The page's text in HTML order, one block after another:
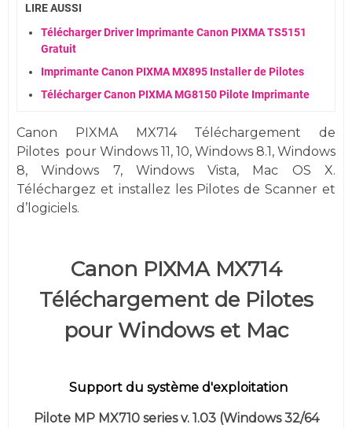
LIRE AUSSI
Télécharger Driver Imprimante Canon PIXMA TS5151
Gratuit
Imprimante Canon PIXMA MX895 Installer de Pilotes
Télécharger Canon PIXMA MG8150 Pilote Imprimante
Canon PIXMA MX714 Téléchargement de
Pilotes pour Windows 11, 10, Windows 8.1, Windows
8, Windows 7, WindowsVista, Mac OS X.
Téléchargez et installez les Pilotes de Scanner et
d’logiciels.
Canon PIXMA MX714
Téléchargement de Pilotes
pour Windows et Mac
Support du système d'exploitation
Pilote MP MX710 series v. 1.03 (Windows 32/64